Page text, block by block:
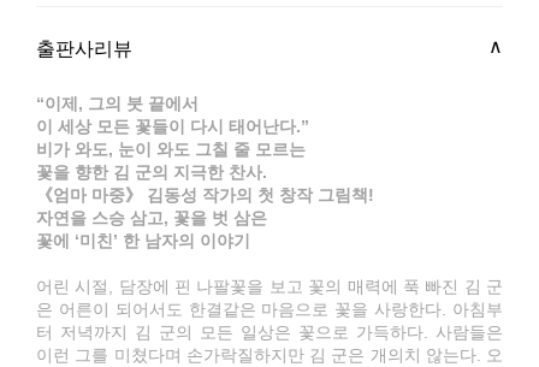
출판사리뷰
“이제, 그의 붓 끝에서
이 세상 모든 꽃들이 다시 태어난다.”
비가 와도, 눈이 와도 그칠 줄 모르는
꽃을 향한 김 군의 지극한 찬사.
《엄마 마중》 김동성 작가의 첫 창작 그림책!
자연을 스승 삼고, 꽃을 벗 삼은
꽃에 ‘미친’ 한 남자의 이야기
어린 시절, 담장에 핀 나팔꽃을 보고 꽃의 매력에 푹 빠진 김 군
은 어른이 되어서도 한결같은 마음으로 꽃을 사랑한다. 아침부
터 저녁까지 김 군의 모든 일상은 꽃으로 가득하다. 사람들은
이런 그를 미쳤다며 손가락질하지만 김 군은 개의치 않는다. 오